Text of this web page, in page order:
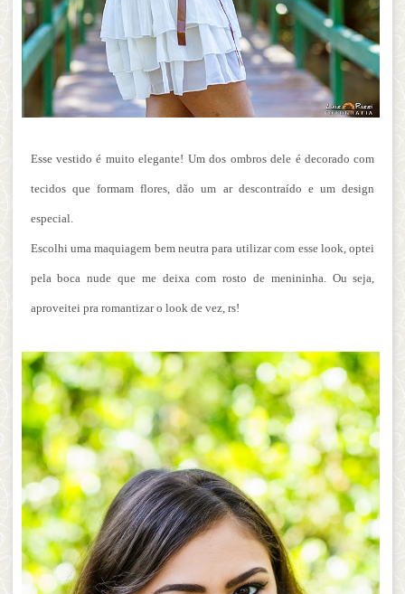
Esse vestido é muito elegante! Um dos ombros dele é decorado com
tecidos que formam flores, dão um ar descontraído e um design
especial.
Escolhi uma maquiagem bem neutra para utilizar com esse look, optei
pela boca nude que me deixa com rosto de menininha. Ou seja,
aproveitei pra romantizar o look de vez, rs!